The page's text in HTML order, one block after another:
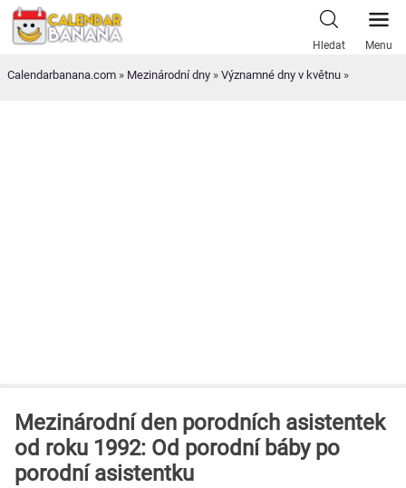
Skip
Hledat Menu
Calendarbanana.com » Mezinárodní dny » Významné dny v květnu »
Mezinárodní den porodních asistentek
od roku 1992: Od porodní báby po
porodní asistentku